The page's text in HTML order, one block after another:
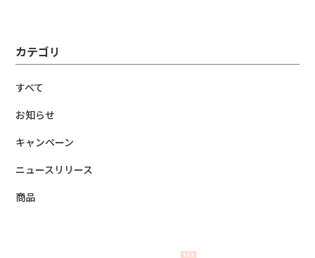
カテゴリ
すべて
お知らせ
キャンペーン
ニュースリリース
商品